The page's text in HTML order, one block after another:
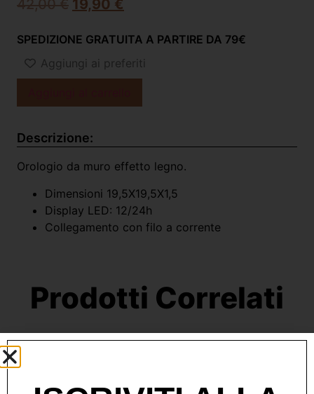
42,00€ 19,90 €
SPEDIZIONE GRATUITA A PARTIRE DA 79€
Aggiungi ai preferiti
Descrizione:
Orologio da muro effetto legno.
Dimensioni 19,5X19,5X1,5
Display LED: 12/24h
Collegamento con filo a corrente
Prodotti Correlati